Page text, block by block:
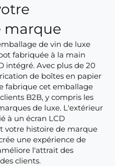
marque
de vin de luxe
fabriquée à la main
intégré. Avec plus de 20
de boîtes en papier
fabrique cet emballage
B2B, y compris les
de luxe. L'extérieur
à un écran LCD
votre histoire de marque
une expérience de
l'attrait des
clients.